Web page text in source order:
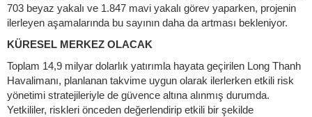
703 beyaz yakalı ve 1.847 mavi yakalı görev yaparken, projenin
ilerleyen aşamalarında bu sayının daha da artması bekleniyor.
KÜRESEL MERKEZ OLACAK
Toplam 14,9 milyar dolarlık yatırımla hayata geçirilen Long Thanh
Havalimanı, planlanan takvime uygun olarak ilerlerken etkili risk
yönetimi stratejileriyle de güvence altına alınmış durumda.
Yetkililer, riskleri önceden değerlendirip etkili bir şekilde